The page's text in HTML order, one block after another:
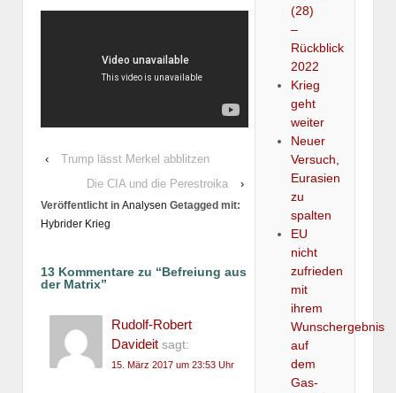
‹
Trump lässt Merkel abblitzen
Die CIA und die Perestroika
›
Veröffentlicht in Analysen Getagged mit:
Hybrider Krieg
13 Kommentare zu “Befreiung aus
der Matrix”
Rudolf-Robert
Davideit sagt:
15. März 2017 um 23:53 Uhr
(28)
–
Rückblick
2022
Krieg
geht
weiter
Neuer
Versuch,
Eurasien
zu
spalten
EU
nicht
zufrieden
mit
ihrem
Wunschergebnis
auf
dem
Gas-